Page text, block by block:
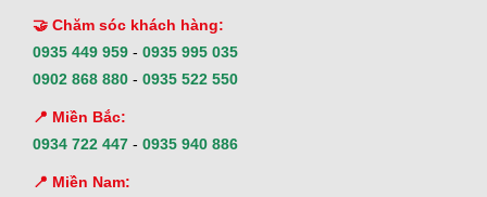
🤝 Chăm sóc khách hàng:
0935 449 959 - 0935 995 035
0902 868 880 - 0935 522 550
📍 Miền Bắc:
0934 722 447 - 0935 940 886
📍 Miền Nam: